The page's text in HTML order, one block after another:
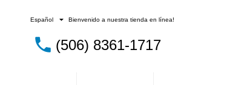
Español Bienvenido a nuestra tienda en línea!
(506) 8361-1717